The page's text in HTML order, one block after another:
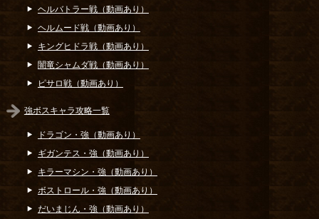
ヘルバトラー戦（動画あり）
ヘルムード戦（動画あり）
キングヒドラ戦（動画あり）
闇竜シャムダ戦（動画あり）
ピサロ戦（動画あり）
強ボスキャラ攻略一覧
ドラゴン・強（動画あり）
ギガンテス・強（動画あり）
キラーマシン・強（動画あり）
ボストロール・強（動画あり）
だいまじん・強（動画あり）